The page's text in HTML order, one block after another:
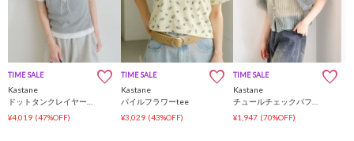
TIME SALE
Kastane
¥4,019 (47%OFF)
TIME SALE
Kastane
パイルフラワーtee
¥3,029 (43%OFF)
TIME SALE
Kastane
¥1,947 (70%OFF)